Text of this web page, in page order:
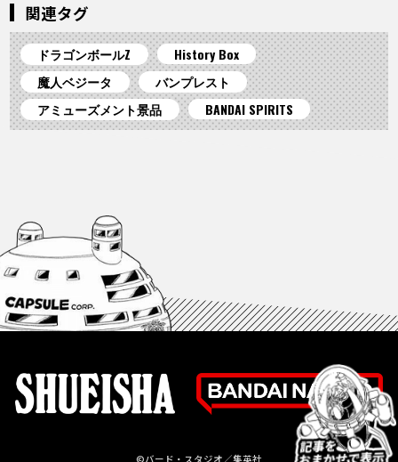
関連タグ
ドラゴンボールZ
History Box
魔人ベジータ
バンプレスト
アミューズメント景品
BANDAI SPIRITS
©バード・スタジオ／集英社